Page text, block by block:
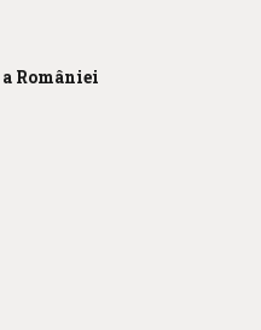
a României